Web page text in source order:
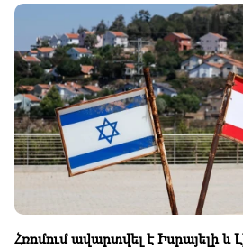
Հռոմում ավարտվել է Իսրայելի և